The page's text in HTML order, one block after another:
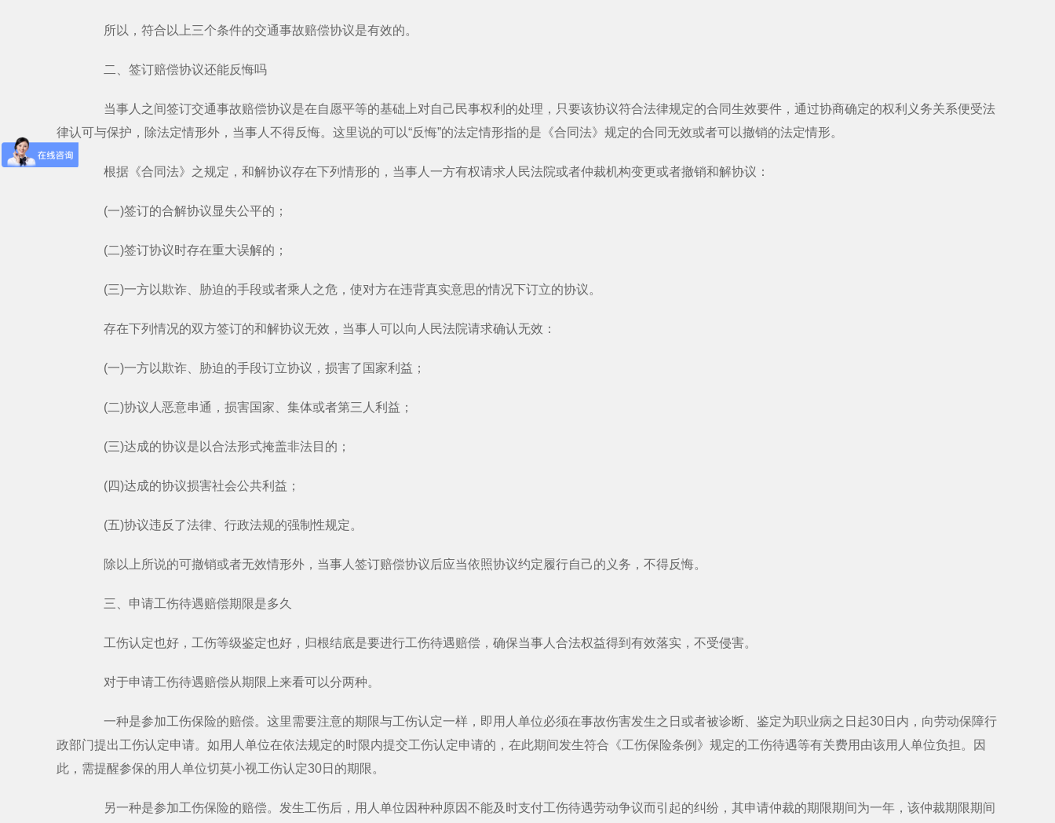
所以，符合以上三个条件的交通事故赔偿协议是有效的。
二、签订赔偿协议还能反悔吗
当事人之间签订交通事故赔偿协议是在自愿平等的基础上对自己民事权利的处理，只要该协议符合法律规定的合同生效要件，通过协商确定的权利义务关系便受法
律认可与保护，除法定情形外，当事人不得反悔。这里说的可以“反悔”的法定情形指的是《合同法》规定的合同无效或者可以撤销的法定情形。
根据《合同法》之规定，和解协议存在下列情形的，当事人一方有权请求人民法院或者仲裁机构变更或者撤销和解协议：
(一)签订的合解协议显失公平的；
(二)签订协议时存在重大误解的；
(三)一方以欺诈、胁迫的手段或者乘人之危，使对方在违背真实意思的情况下订立的协议。
存在下列情况的双方签订的和解协议无效，当事人可以向人民法院请求确认无效：
(一)一方以欺诈、胁迫的手段订立协议，损害了国家利益；
(二)协议人恶意串通，损害国家、集体或者第三人利益；
(三)达成的协议是以合法形式掩盖非法目的；
(四)达成的协议损害社会公共利益；
(五)协议违反了法律、行政法规的强制性规定。
除以上所说的可撤销或者无效情形外，当事人签订赔偿协议后应当依照协议约定履行自己的义务，不得反悔。
三、申请工伤待遇赔偿期限是多久
工伤认定也好，工伤等级鉴定也好，归根结底是要进行工伤待遇赔偿，确保当事人合法权益得到有效落实，不受侵害。
对于申请工伤待遇赔偿从期限上来看可以分两种。
一种是参加工伤保险的赔偿。这里需要注意的期限与工伤认定一样，即用人单位必须在事故伤害发生之日或者被诊断、鉴定为职业病之日起30日内，向劳动保障行
政部门提出工伤认定申请。如用人单位在依法规定的时限内提交工伤认定申请的，在此期间发生符合《工伤保险条例》规定的工伤待遇等有关费用由该用人单位负担。因
此，需提醒参保的用人单位切莫小视工伤认定30日的期限。
另一种是参加工伤保险的赔偿。发生工伤后，用人单位因种种原因不能及时支付工伤待遇劳动争议而引起的纠纷，其申请仲裁的期限期间为一年，该仲裁期限期间